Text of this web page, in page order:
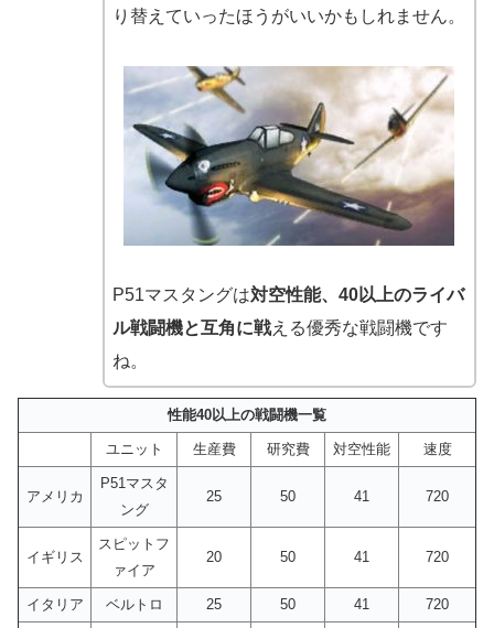
り替えていったほうがいいかもしれません。
P51マスタングは対空性能、40以上のライバ
ル戦闘機と互角に戦える優秀な戦闘機です
ね。
性能40以上の戦闘機一覧
ユニット 生産費 研究費 対空性能 速度
アメリカ
P51マスタ
ング
25 50 41 720
イギリス
スピットフ
ァイア
20 50 41 720
イタリア ベルトロ 25 50 41 720